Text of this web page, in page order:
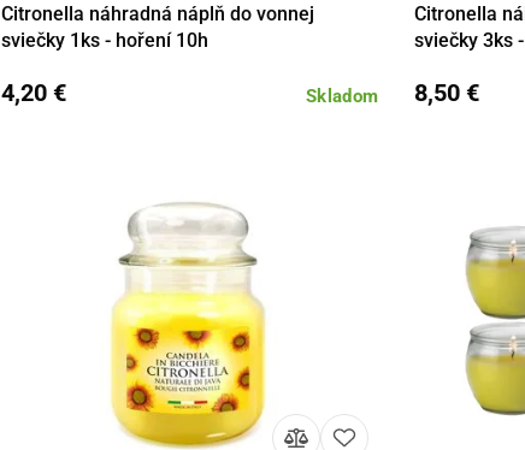
Detail Do košíka
Citronella náhradná náplň do vonnej
sviečky 1ks - hoření 10h
Skladom
4,20 €
Citronella
sviečky 3ks
8,50 €